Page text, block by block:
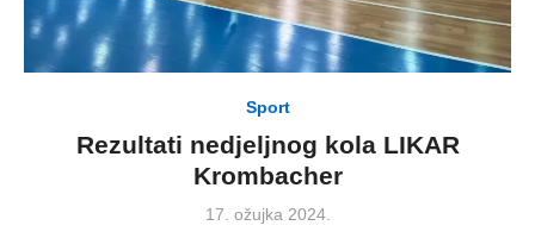
Sport
Rezultati nedjeljnog kola LIKAR
Krombacher
Posted
17. ožujka 2024.